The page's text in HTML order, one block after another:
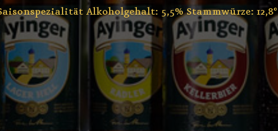
Alkoholgehalt: 5,5% Stammwürze: 12,8°